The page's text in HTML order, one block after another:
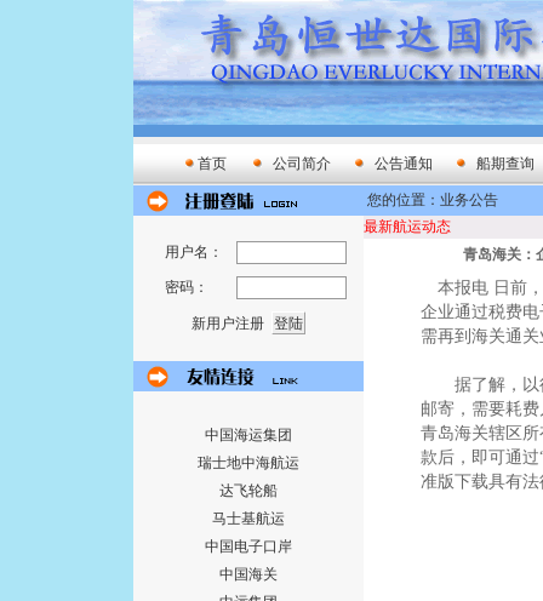
首页 公司简介 公告通知 船期查询
用户名：
密码：
新用户注册
中国海运集团
瑞士地中海航运
达飞轮船
马士基航运
中国电子口岸
中国海关
您的位置：业务公告
最新航运动态
青岛海关：
本报电 日前
企业通过税费
需再到海关通
据了解，以往
邮寄，需要耗
青岛海关辖区
款后，即可通
准版下载具有